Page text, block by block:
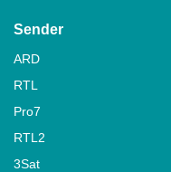
Sender
ARD
RTL
Pro7
RTL2
3Sat